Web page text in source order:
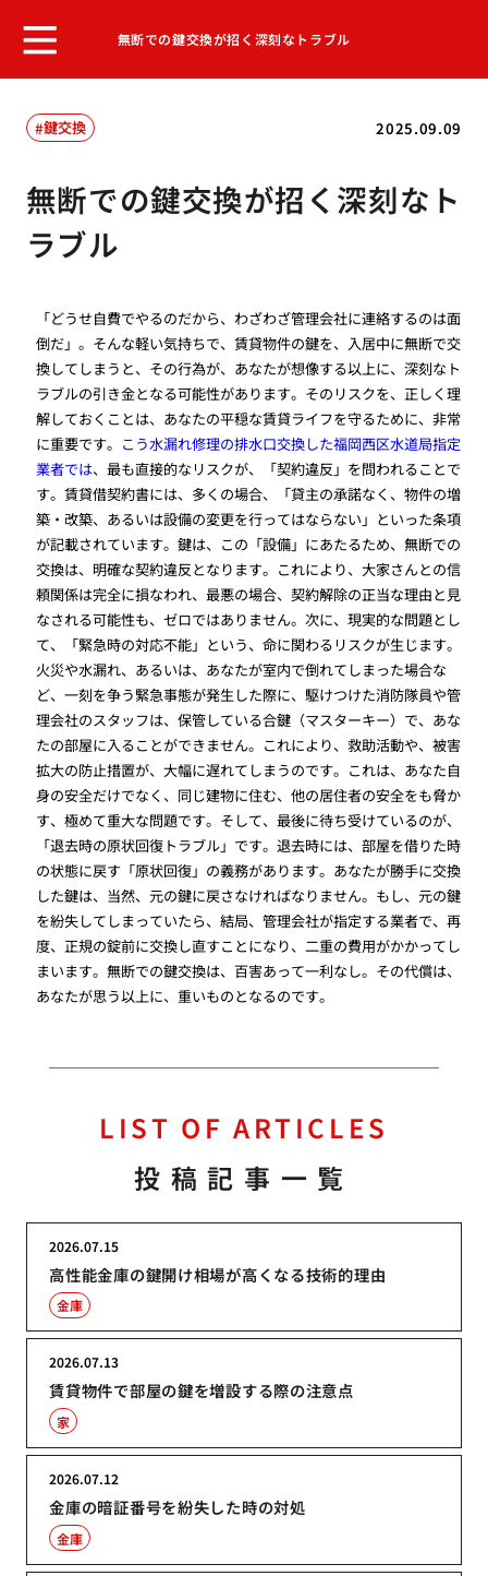
無断での鍵交換が招く深刻なトラブル
2025.09.09
鍵交換
無断での鍵交換が招く深刻なト
ラブル
「どうせ自費でやるのだから、わざわざ管理会社に連絡するのは面
倒だ」。そんな軽い気持ちで、賃貸物件の鍵を、入居中に無断で交
換してしまうと、その行為が、あなたが想像する以上に、深刻なト
ラブルの引き金となる可能性があります。そのリスクを、正しく理
解しておくことは、あなたの平穏な賃貸ライフを守るために、非常
に重要です。 こう水漏れ修理の排水口交換した福岡西区水道局指定
業者では、最も直接的なリスクが、「契約違反」を問われることで
す。賃貸借契約書には、多くの場合、「貸主の承諾なく、物件の増
築・改築、あるいは設備の変更を行ってはならない」といった条項
が記載されています。鍵は、この「設備」にあたるため、無断での
交換は、明確な契約違反となります。これにより、大家さんとの信
頼関係は完全に損なわれ、最悪の場合、契約解除の正当な理由と見
なされる可能性も、ゼロではありません。次に、現実的な問題とし
て、「緊急時の対応不能」という、命に関わるリスクが生じます。
火災や水漏れ、あるいは、あなたが室内で倒れてしまった場合な
ど、一刻を争う緊急事態が発生した際に、駆けつけた消防隊員や管
理会社のスタッフは、保管している合鍵（マスターキー）で、あな
たの部屋に入ることができません。これにより、救助活動や、被害
拡大の防止措置が、大幅に遅れてしまうのです。これは、あなた自
身の安全だけでなく、同じ建物に住む、他の居住者の安全をも脅か
す、極めて重大な問題です。そして、最後に待ち受けているのが、
「退去時の原状回復トラブル」です。退去時には、部屋を借りた時
の状態に戻す「原状回復」の義務があります。あなたが勝手に交換
した鍵は、当然、元の鍵に戻さなければなりません。もし、元の鍵
を紛失してしまっていたら、結局、管理会社が指定する業者で、再
度、正規の錠前に交換し直すことになり、二重の費用がかかってし
まいます。無断での鍵交換は、百害あって一利なし。その代償は、
あなたが思う以上に、重いものとなるのです。
LIST OF ARTICLES
投稿記事一覧
高性能金庫の鍵開け相場が高くなる技術的理由
2026.07.15
金庫
賃貸物件で部屋の鍵を増設する際の注意点
2026.07.13
家
金庫の暗証番号を紛失した時の対処
2026.07.12
金庫